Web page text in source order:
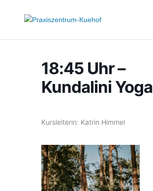
18:45 Uhr –
Kundalini Yoga
Kursleiterin: Katrin Himmel